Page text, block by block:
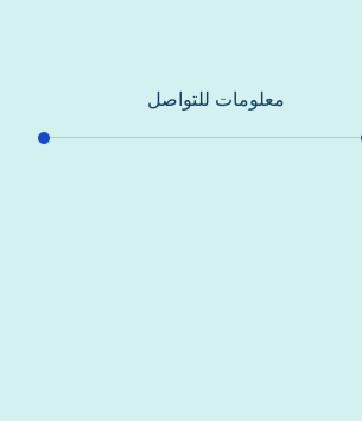
معلومات للتواصل